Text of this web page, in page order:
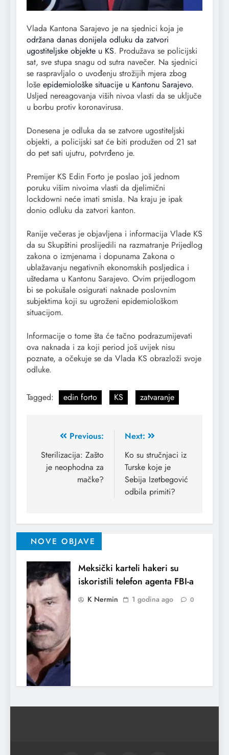
Vlada Kantona Sarajevo je na sjednici koja je
održana danas donijela odluku da zatvori
ugostiteljske objekte u KS. Produžava se policijski
sat, sve stupa snagu od sutra navečer. Na sjednici
se raspravljalo o uvođenju strožijih mjera zbog
loše epidemiološke situacije u Kantonu Sarajevo.
Usljed nereagovanja viših nivoa vlasti da se uključe
u borbu protiv koronavirusa.
Donesena je odluka da se zatvore ugostiteljski
objekti, a policijski sat će biti produžen od 21 sat
do pet sati ujutru, potvrđeno je.
Premijer KS Edin Forto je poslao još jednom
poruku višim nivoima vlasti da djelimični
lockdowni neće imati smisla. Na kraju je ipak
donio odluku da zatvori kanton.
Ranije večeras je objavljena i informacija Vlade KS
da su Skupštini proslijedili na razmatranje Prijedlog
zakona o izmjenama i dopunama Zakona o
ublažavanju negativnih ekonomskih posljedica i
uštedama u Kantonu Sarajevo. Ovim prijedlogom
bi se pokušale osigurati naknade poslovnim
subjektima koji su ugroženi epidemiološkom
situacijom.
Informacije o tome šta će tačno podrazumijevati
ova naknada i za koji period još uvijek nisu
poznate, a očekuje se da Vlada KS obrazloži svoje
odluke.
Tagged: edin forto KS zatvaranje
Previous:
Sterilizacija: Zašto
je neophodna za
mačke?
Next:
Ko su stručnjaci iz
Turske koje je
Sebija Izetbegović
odbila primiti?
NOVE OBJAVE
Meksički karteli hakeri su
iskoristili telefon agenta FBI-a
K Nermin 1 godina ago 0
Indija potvrdila da je napala